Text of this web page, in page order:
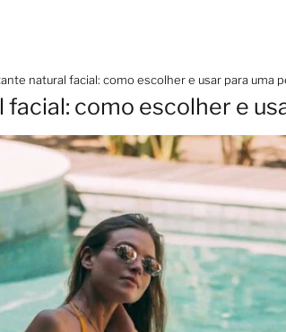
natural facial: como escolher e usar para uma
como escolher e